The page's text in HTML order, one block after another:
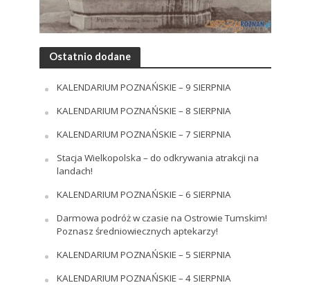
Ostatnio dodane
KALENDARIUM POZNAŃSKIE – 9 SIERPNIA
KALENDARIUM POZNAŃSKIE – 8 SIERPNIA
KALENDARIUM POZNAŃSKIE – 7 SIERPNIA
Stacja Wielkopolska – do odkrywania atrakcji na
landach!
KALENDARIUM POZNAŃSKIE – 6 SIERPNIA
Darmowa podróż w czasie na Ostrowie Tumskim!
Poznasz średniowiecznych aptekarzy!
KALENDARIUM POZNAŃSKIE – 5 SIERPNIA
KALENDARIUM POZNAŃSKIE – 4 SIERPNIA